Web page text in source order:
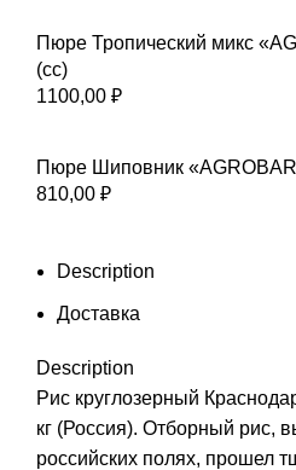
Пюре Тропический микс
(сс)
1100,00 ₽
Пюре Шиповник
810,00 ₽
Description
Доставка
Description
Рис круглозерный
кг (Россия). Отборный рис,
российских полях, прошел